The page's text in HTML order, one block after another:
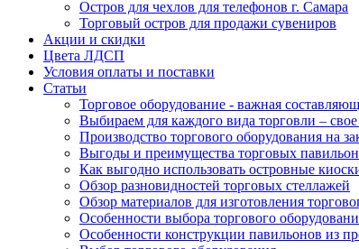
Остров для чехлов для телефонов г. Самара
Торговый остров для продажи сувениров
Акции и скидки
Цвета ЛДСП
Условия оплаты и поставки
Статьи
Торговое оборудование - важная
Выбираем для каждого вида торговли –
Производство торгового оборудования на
Выгоды и преимущества торговых
Как выгодно использовать островные
Обзор разновидностей торговых стеллажей
Обзор материалов для изготовления
Особенности выбора торгового
Особенности конструкции павильонов из